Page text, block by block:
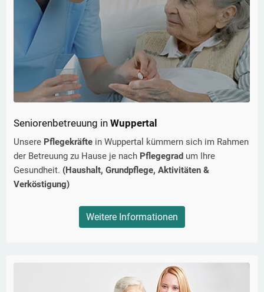
Seniorenbetreuung in Wuppertal
Unsere Pflegekräfte in Wuppertal kümmern sich im Rahmen
der Betreuung zu Hause je nach Pflegegrad um Ihre
Gesundheit. (Haushalt, Grundpflege, Aktivitäten &
Verköstigung)
Weitere Informationen